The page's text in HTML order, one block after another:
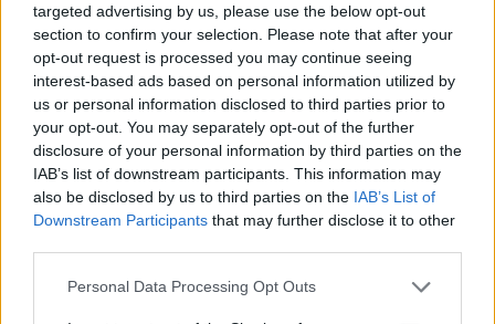
targeted advertising by us, please use the below opt-out
section to confirm your selection. Please note that after your
opt-out request is processed you may continue seeing
interest-based ads based on personal information utilized by
us or personal information disclosed to third parties prior to
your opt-out. You may separately opt-out of the further
disclosure of your personal information by third parties on the
IAB’s list of downstream participants. This information may
also be disclosed by us to third parties on the IAB’s List of
Downstream Participants that may further disclose it to other
Personal Data Processing Opt Outs
Ακολουθήστε το E-Radio.gr στο
Google News
και μάθετε πρώτοιτα πιο hot νέα